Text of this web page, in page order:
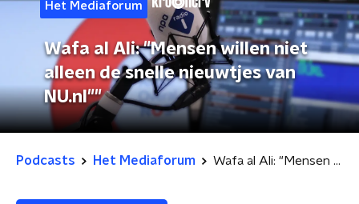
Het Mediaforum
Wafa al Ali: "Mensen willen niet
alleen de snelle nieuwtjes van
NU.nl""
Podcasts Het Mediaforum Wafa al Ali: "Mensen willen niet alleen de snelle nieuwtjes van NU.nl""